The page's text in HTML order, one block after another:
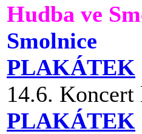
Hudba ve
Smolnice
PLAKÁTEK
14.6. Koncert
PLAKÁTEK